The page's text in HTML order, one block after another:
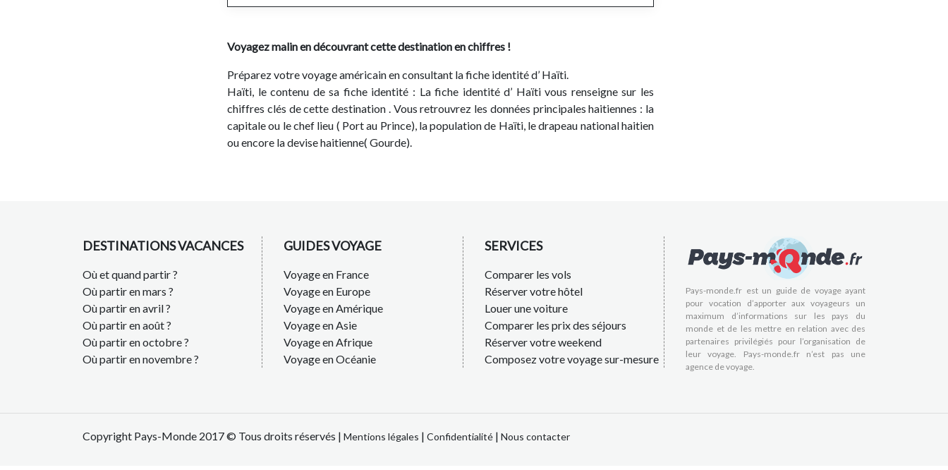
Voyagez malin en découvrant cette destination en chiffres !
Préparez votre voyage américain en consultant la fiche identité d’ Haïti.
Haïti, le contenu de sa fiche identité : La fiche identité d’ Haïti vous renseigne sur les
chiffres clés de cette destination . Vous retrouvrez les données principales haitiennes : la
capitale ou le chef lieu ( Port au Prince), la population de Haïti, le drapeau national haitien
ou encore la devise haitienne( Gourde).
DESTINATIONS VACANCES
Où et quand partir ?
Où partir en mars ?
Où partir en avril ?
Où partir en août ?
Où partir en octobre ?
Où partir en novembre ?
GUIDES VOYAGE
Voyage en France
Voyage en Europe
Voyage en Amérique
Voyage en Asie
Voyage en Afrique
Voyage en Océanie
SERVICES
Comparer les vols
Réserver votre hôtel
Louer une voiture
Comparer les prix des séjours
Réserver votre weekend
Composez votre voyage sur-mesure
Pays-monde.fr est un guide de voyage ayant
pour vocation d’apporter aux voyageurs un
maximum d’informations sur les pays du
monde et de les mettre en relation avec des
partenaires privilégiés pour l’organisation de
leur voyage. Pays-monde.fr n’est pas une
agence de voyage.
Copyright Pays-Monde 2017 © Tous droits réservés | Mentions légales | Confidentialité | Nous contacter